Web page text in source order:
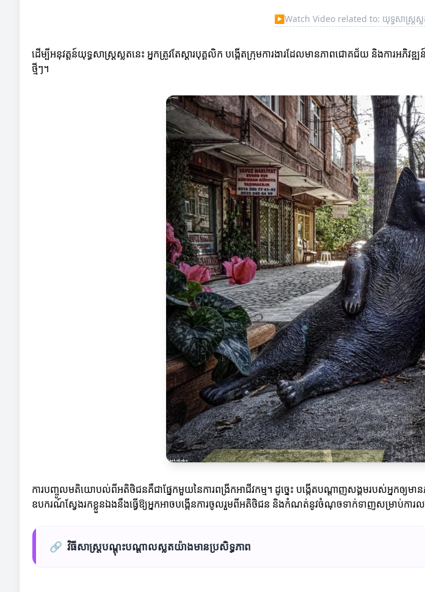
▶Watch Video related to: យុទ្ធសាស្ត្រស្លត
ដើម្បីអនុវត្តន៍យុទ្ធសាស្ត្រស្លតនេះ អ្នកត្រូវតែស្ដារបុគ្គលិក បង្កើតក្រុមការងារដែលមានភាពជោគជ័យ និងការ
ថ្មីៗ។
ការបញ្ចូលមតិយោបល់ពីអតិថិជនគឺជាផ្នែកមួយនៃការពង្រីកអាជីវកម្ម។ ដូច្នេះ បង្កើតបណ្តាញសង្គមរបស់អ្នកឲ្យម
ឧបករណ៍ស្វែងរកខ្លួនឯងនឹងធ្វើឱ្យអ្នកអាចបង្កើនការចូលរួមពីអតិថិជន និងកំណត់នូវចំណុចទាក់ទាញសម្រាប់ការ
🔗 វិធីសាស្ត្របណ្តុះបណ្តាលស្លតយ៉ាងមានប្រសិទ្ធភាព